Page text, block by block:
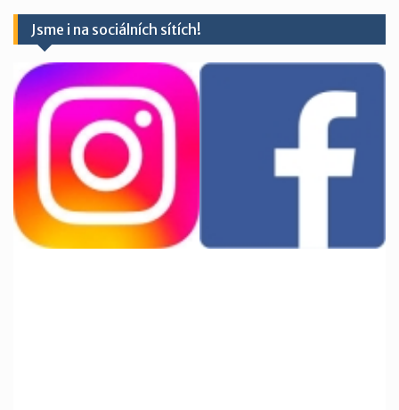
Jsme i na sociálních sítích!